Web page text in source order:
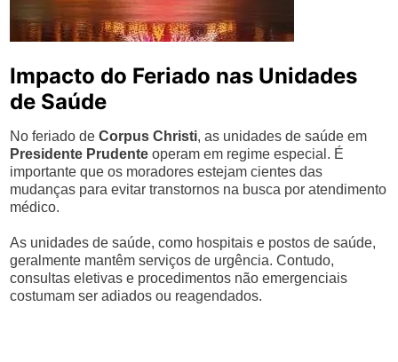
Impacto do Feriado nas Unidades
de Saúde
No feriado deCorpus Christi, as unidades de saúde em
Presidente Prudente operam em regime especial. É
importante que os moradores estejam cientes das
mudanças para evitar transtornos na busca por atendimento
médico.
As unidades de saúde, como hospitais e postos de saúde,
geralmente mantêm serviços de urgência. Contudo,
consultas eletivas e procedimentos não emergenciais
costumam ser adiados ou reagendados.